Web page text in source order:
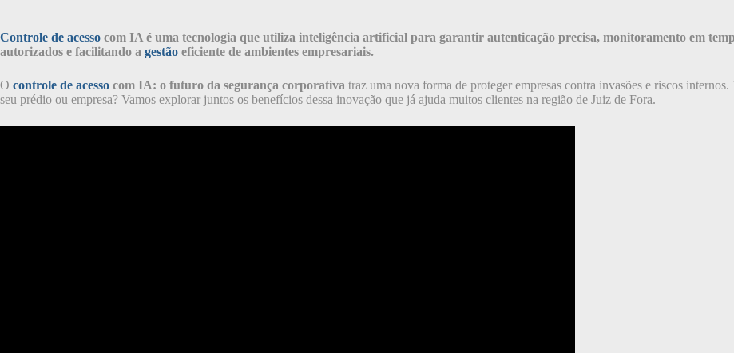
Controle de acesso com IA é uma tecnologia que utiliza inteligência artificial para garantir autenticação precisa, monitoramento em
autorizados e facilitando a gestão eficiente de ambientes empresariais.
O controle de acesso com IA: o futuro da segurança corporativa traz uma nova forma de proteger empresas contra invasões e riscos
seu prédio ou empresa? Vamos explorar juntos os benefícios dessa inovação que já ajuda muitos clientes na região de Juiz de Fora.